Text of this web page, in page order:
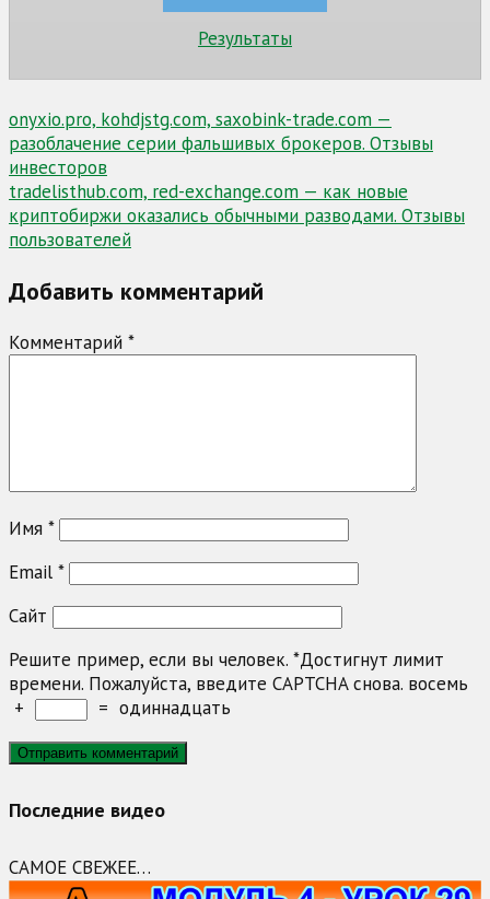
Результаты
Навигация
по
записям
onyxio.pro, kohdjstg.com, saxobink-trade.com —
разоблачение серии фальшивых брокеров. Отзывы
инвесторов
tradelisthub.com, red-exchange.com — как новые
криптобиржи оказались обычными разводами. Отзывы
пользователей
Добавить комментарий
Комментарий *
Имя *
Email *
Сайт
Решите пример, если вы человек. *Достигнут лимит
времени. Пожалуйста, введите CAPTCHA снова. восемь
+
= одиннадцать
Последние видео
САМОЕ СВЕЖЕЕ…